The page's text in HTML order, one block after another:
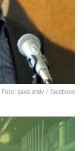
Foto: şəxsi arxiv / facebook